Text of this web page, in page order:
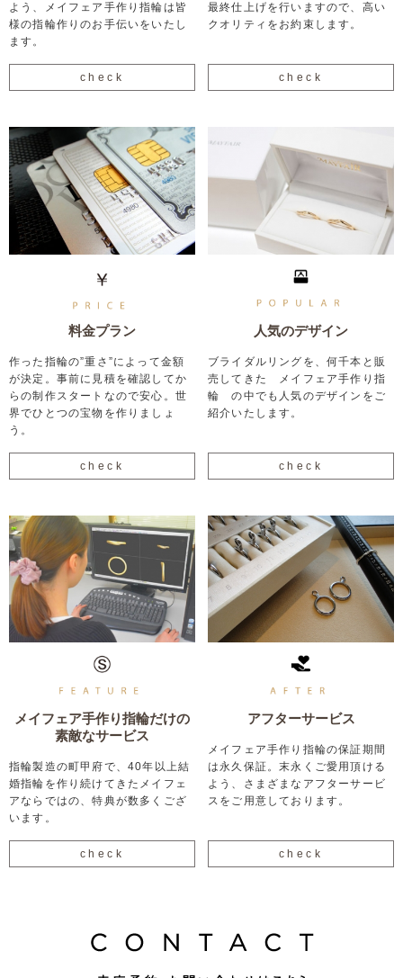
よう、メイフェア手作り指輪は皆
様の指輪作りのお手伝いをいたし
ます。
check
最終仕上げを行いますので、高い
クオリティをお約束します。
check
料金プラン
作った指輪の”重さ”によって金額
が決定。事前に見積を確認してか
らの制作スタートなので安心。世
界でひとつの宝物を作りましょ
う。
check
人気のデザイン
ブライダルリングを、何千本と販
売してきた メイフェア手作り指
輪 の中でも人気のデザインをご
紹介いたします。
check
メイフェア手作り指輪だけの
素敵なサービス
指輪製造の町甲府で、40年以上結
婚指輪を作り続けてきたメイフェ
アならではの、特典が数多くござ
います。
check
アフターサービス
メイフェア手作り指輪の保証期間
は永久保証。末永くご愛用頂ける
よう、さまざまなアフターサービ
スをご用意しております。
check